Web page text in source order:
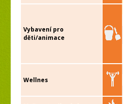
Vybavení pro
děti/animace
Wellnes